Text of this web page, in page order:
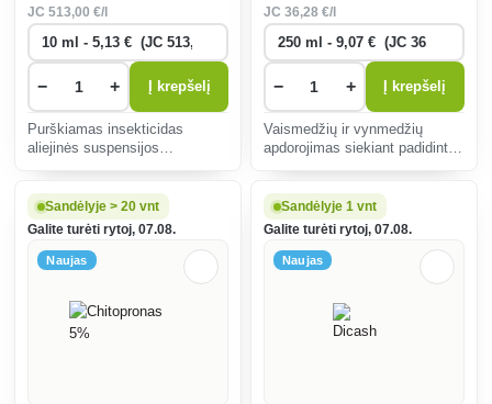
JC513,00 €/l
− + Į krepšelį
Purškiamas insekticidas
aliejinės suspensijos
daržovėms apsaugoti nuo
korozinių ir žinduolių kenkėjų.
JC 36,28 €/l
− + Į krepšelį
Vaismedžių ir vynmedžių
apdorojimas siekiant padidinti
Sandėlyje > 20 vnt
Galite turėti rytoj, 07.08.
Naujas
Sandėlyje 1 vnt
Galite turėti rytoj, 07.08.
Naujas